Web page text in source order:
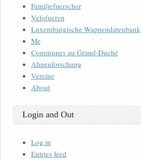
Familjefuerscher
Velofueren
Luxemburgische Wappendatenbank
Me
Communes au Grand-Duché
Ahnenforschung
Vereine
About
Login and Out
Log in
Entries feed